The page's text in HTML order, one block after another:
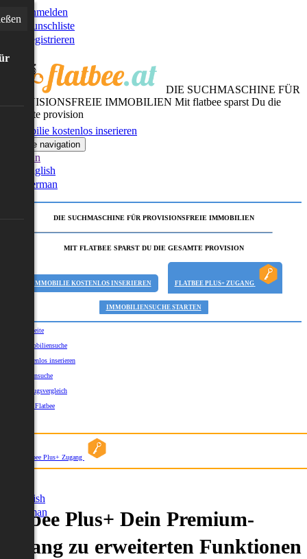
Anmelden
Wunschliste
Registrieren
DIE SUCHMASCHINE FÜR
PROVISIONSFREIE IMMOBILIEN Mit flatbee sparst Du die
gesamte provision
Immobilie kostenlos inserieren
Toggle navigation
German
English
German
DIE SUCHMASCHINE FÜR PROVISIONSFREIE IMMOBILIEN
MIT FLATBEE SPARST DU DIE GESAMTE PROVISION
IMMOBILIE KOSTENLOS INSERIEREN FLATBEE PLUS+ ZUGANG
IMMOBILIENSUCHE STARTEN
Startseite
Immobiliensuche
Kostenlos inserieren
Kartensuche
Umzugsvergleich
Über Flatbee
Flatbee Plus+ Zugang
English
German
Plus+ Dein Premium-
zu erweiterten Funktionen